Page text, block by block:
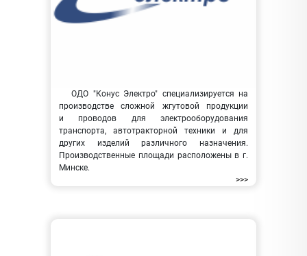
ОДО "Конус Электро" специализируется на
производстве сложной жгутовой продукции
и проводов для электрооборудования
транспорта, автотракторной техники и для
других изделий различного назначения.
Производственные площади расположены в г.
Минске.
>>>